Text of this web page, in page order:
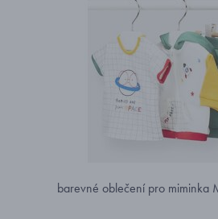
barevné oblečení pro miminka